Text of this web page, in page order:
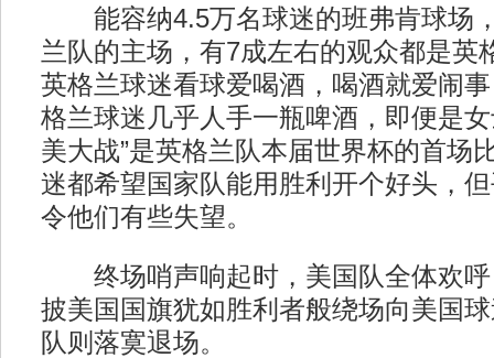
能容纳4.5万名球迷的班弗肯球场
兰队的主场，有7成左右的观众都是英
英格兰球迷看球爱喝酒，喝酒就爱闹
格兰球迷几乎人手一瓶啤酒，即便是
美大战”是英格兰队本届世界杯的首场
迷都希望国家队能用胜利开个好头，
令他们有些失望。
终场哨声响起时，美国队全体欢呼
披美国国旗犹如胜利者般绕场向美国
队则落寞退场。